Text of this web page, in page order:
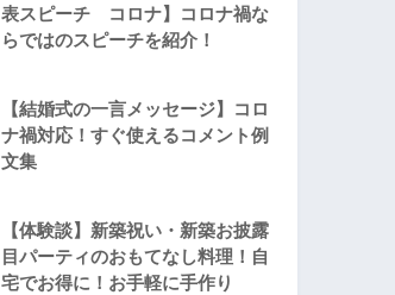
表スピーチ コロナ】コロナ禍な
らではのスピーチを紹介！
【結婚式の一言メッセージ】コロ
ナ禍対応！すぐ使えるコメント例
文集
【体験談】新築祝い・新築お披露
目パーティのおもてなし料理！自
宅でお得に！お手軽に手作り